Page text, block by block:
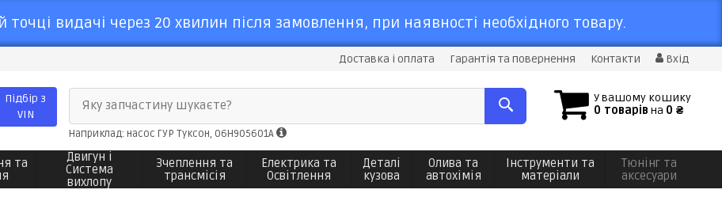
видачі через 20 хвилин після замовлення, при наявності необхідного товару.
Доставка і оплата Гарантія та повернення Контакти Вхід
Підбір з
VIN
У вашому кошику
0 товарів на 0 ₴
Яку запчастину шукаєте?
Наприклад: насос ГУР Туксон, 06H905601A
та
Двигун і
Система
вихлопу
Зчеплення та
трансмісія
Електрика та
Освітлення
Деталі
кузова
Олива та
автохімія
Інструменти та
матеріали
Тюнінг та
аксесуари